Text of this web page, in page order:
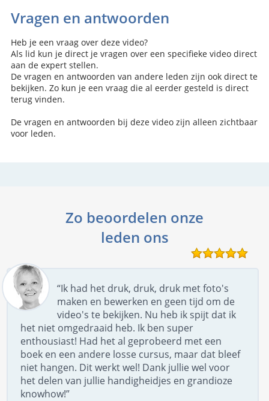
Vragen en antwoorden
Heb je een vraag over deze video?
Als lid kun je direct je vragen over een specifieke video direct
aan de expert stellen.
De vragen en antwoorden van andere leden zijn ook direct te
bekijken. Zo kun je een vraag die al eerder gesteld is direct
terug vinden.
De vragen en antwoorden bij deze video zijn alleen zichtbaar
voor leden.
Zo beoordelen onze
leden ons
“Ik had het druk, druk, druk met foto's
maken en bewerken en geen tijd om de
video's te bekijken. Nu heb ik spijt dat ik
het niet omgedraaid heb. Ik ben super
enthousiast! Had het al geprobeerd met een
boek en een andere losse cursus, maar dat bleef
niet hangen. Dit werkt wel! Dank jullie wel voor
het delen van jullie handigheidjes en grandioze
knowhow!”